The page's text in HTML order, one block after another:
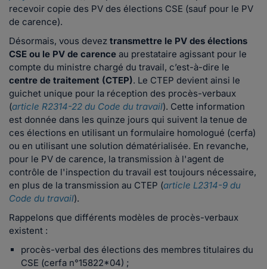
recevoir copie des PV des élections CSE (sauf pour le PV
de carence).
Désormais, vous devez transmettre le PV des élections
CSE ou le PV de carence au prestataire agissant pour le
compte du ministre chargé du travail, c’est-à-dire le
centre de traitement (CTEP). Le CTEP devient ainsi le
guichet unique pour la réception des procès-verbaux
(article R2314-22 du Code du travail). Cette information
est donnée dans les quinze jours qui suivent la tenue de
ces élections en utilisant un formulaire homologué (cerfa)
ou en utilisant une solution dématérialisée. En revanche,
pour le PV de carence, la transmission à l'agent de
contrôle de l'inspection du travail est toujours nécessaire,
en plus de la transmission au CTEP (article L2314-9 du
Code du travail).
Rappelons que différents modèles de procès-verbaux
existent :
procès-verbal des élections des membres titulaires du
CSE (cerfa n°15822*04) ;